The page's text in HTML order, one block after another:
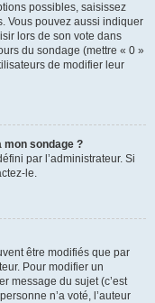
possibles, saisissez
Vous pouvez aussi indiquer
lors de son vote dans
du sondage (mettre « 0 »
de modifier leur
mon sondage ?
par l’administrateur. Si
le.
être modifiés que par
Pour modifier un
message du sujet (c’est
n’a voté, l’auteur